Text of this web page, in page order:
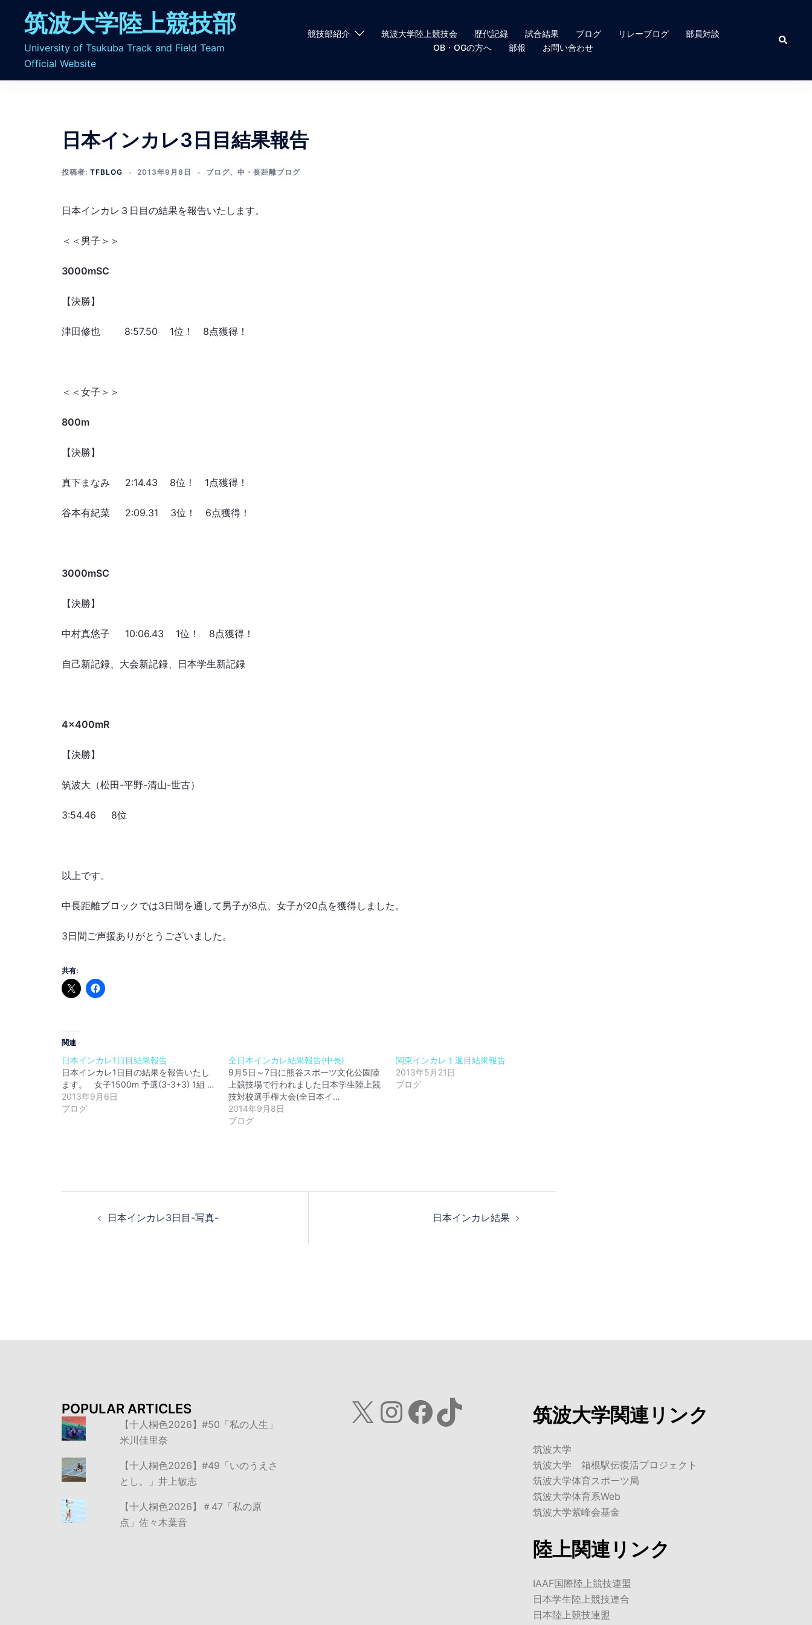
筑波大学陸上競技部
University of Tsukuba Track and Field Team
Official Website
競技部紹介 筑波大学陸上競技会 歴代記録 試合結果 ブログ リレーブログ
部員対談
OB・OGの方へ
部報 お問い合わせ
検
索
日本インカレ3日目結果報告
投稿者: TFBLOG 2013年9月8日 ブログ、 中・長距離ブログ
日本インカレ３日目の結果を報告いたします。
＜＜男子＞＞
3000mSC
【決勝】
津田修也 8:57.50 1位！ 8点獲得！
＜＜女子＞＞
800m
【決勝】
真下まなみ 2:14.43 8位！ 1点獲得！
谷本有紀菜 2:09.31 3位！ 6点獲得！
3000mSC
【決勝】
中村真悠子 10:06.43 1位！ 8点獲得！
自己新記録、大会新記録、日本学生新記録
4×400mR
【決勝】
筑波大（松田-平野-清山-世古）
3:54.46 8位
以上です。
中長距離ブロックでは3日間を通して男子が8点、女子が20点を獲得しました。
3日間ご声援ありがとうございました。
共有:
関連
日本インカレ1日目結果報告
日本インカレ1日目の結果を報告いたし
ます。 女子1500m 予選(3-3+3) 1組 …
2013年9月6日
ブログ
全日本インカレ結果報告(中長)
9月5日～7日に熊谷スポーツ文化公園陸
上競技場で行われました日本学生陸上競
技対校選手権大会(全日本イ…
2014年9月8日
ブログ
関東インカレ１週目結果報告
2013年5月21日
ブログ
日本インカレ3日目-写真- 日本インカレ結果
POPULAR ARTICLES
【十人桐色2026】#50「私の人生」
米川佳里奈
【十人桐色2026】#49「いのうえさ
とし。」井上敏志
【十人桐色2026】＃47「私の原
点」佐々木葉音
X Instagram
Facebook
TikTok 筑波大学関連リンク
筑波大学
筑波大学 箱根駅伝復活プロジェクト
筑波大学体育スポーツ局
筑波大学体育系Web
筑波大学紫峰会基金
陸上関連リンク
IAAF国際陸上競技連盟
日本学生陸上競技連合
日本陸上競技連盟